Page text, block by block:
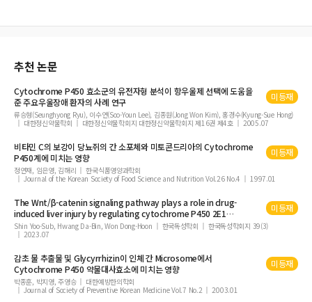
산-생장설에 대한 최근 연구 동향
가지는 유전자변형 캐놀라의 발견
In vitro propagation of Phaleonopsis hybrid ‘Little gem’ by culturing apical
part and axillary bud of flower stalk
들잔디로부터 β-1,3-glucanase 유전자의 클로닝 및 특성분석
추천 논문
CytochromeP450 효소군의 유전자형 분석이 항우울제 선택에 도움을
준 주요우울장애 환자의 사례 연구
미등재
류승형(Seunghyong Ryu), 이수연(Soo-Youn Lee), 김종원(Jong Won Kim), 홍경수(Kyung-Sue Hong)
대한정신약물학회
대한정신약물학회지 대한정신약물학회지 제16권 제4호 2005.07
비타민 C의 보강이 당뇨쥐의 간 소포체와 미토콘드리아의Cytochrome
P450계에 미치는 영향 미등재
정연재, 임은영, 김해리
한국식품영양과학회
Journal of the Korean Society of Food Science and Nutrition Vol.26 No.4
1997.01
The Wnt/β-catenin signaling pathway plays a role in drug-
induced liver injury by regulatingcytochromeP450 2E1
expression
미등재
Shin Yoo-Sub, Hwang Da-Bin, Won Dong-Hoon 한국독성학회
한국독성학회지 39(3)
2023.07
감초 물 추출물 및 Glycyrrhizin이 인체 간 Microsome에서
CytochromeP450 약물대사효소에 미치는 영향 미등재
박종훈, 박지영, 주영승
대한예방한의학회
Journal of Society of Preventive Korean Medicine Vol.7 No.2
2003.01